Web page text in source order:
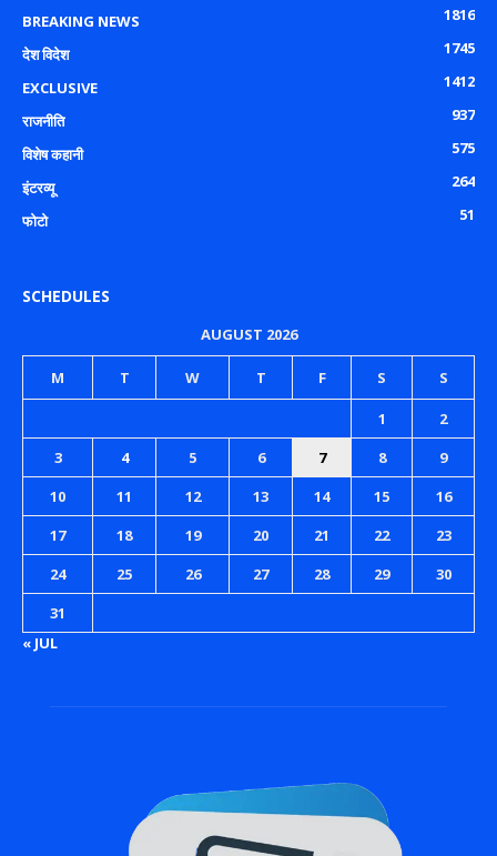
BREAKING NEWS
1816
देश विदेश
1745
EXCLUSIVE
1412
राजनीति
937
विशेष कहानी
575
इंटरव्यू
264
फोटो
51
SCHEDULES
AUGUST 2026
M T W T F S S
1
2
3
4 5 6 7 8
9
10
11 12 13 14 15
16
17
18 19 20 21 22
23
24
25 26 27 28 29
30
31
« JUL